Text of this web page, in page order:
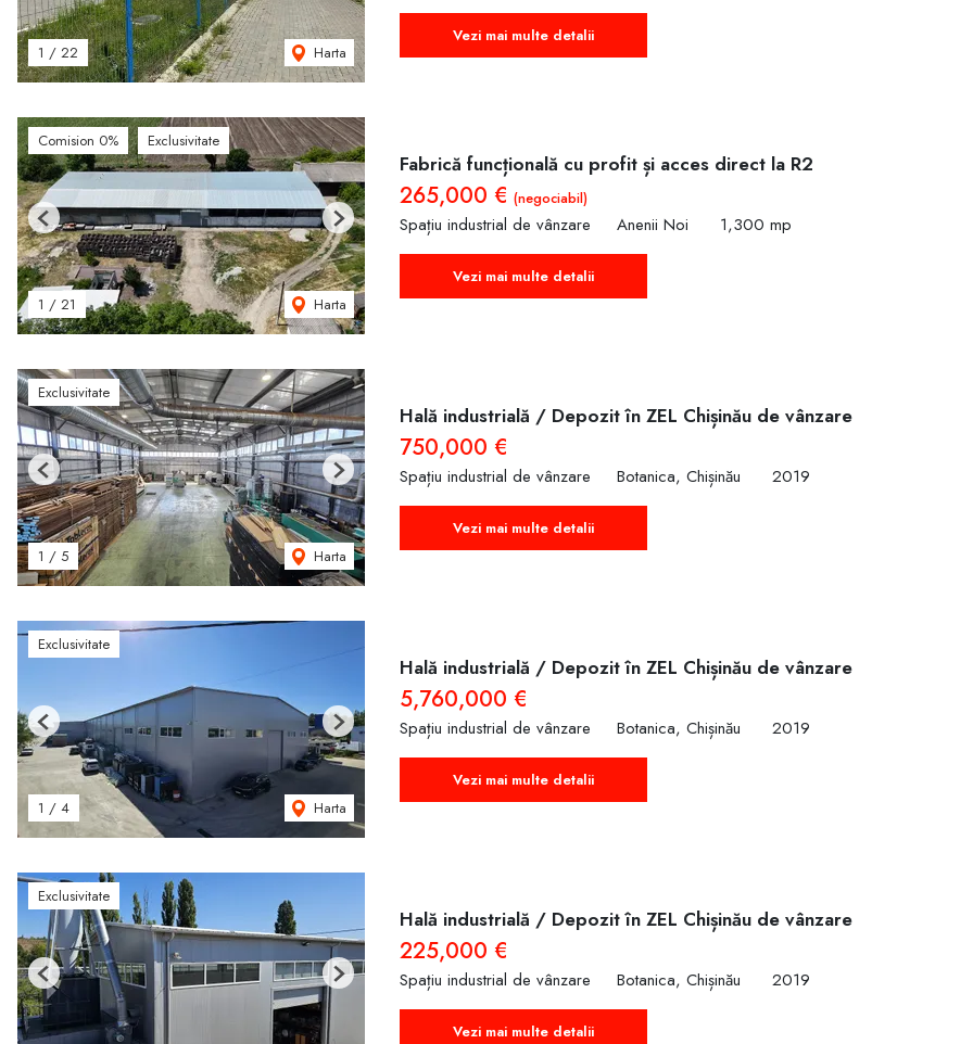
1 / 22 Harta
Vezi mai multe detalii
Comision 0% Exclusivitate
1 / 21 Harta
Previous Next
Fabrică funcțională cu profit și acces direct la R2
265,000 € (negociabil)
Spațiu industrial de vânzare Anenii Noi 1,300 mp
Vezi mai multe detalii
Exclusivitate
1 / 5 Harta
Previous Next
Hală industrială / Depozit în ZEL Chișinău de vânzare
750,000 €
Spațiu industrial de vânzare Botanica, Chișinău 2019
Vezi mai multe detalii
Exclusivitate
1 / 4 Harta
Previous Next
Hală industrială / Depozit în ZEL Chișinău de vânzare
5,760,000 €
Spațiu industrial de vânzare Botanica, Chișinău 2019
Vezi mai multe detalii
Exclusivitate
Previous Next
Hală industrială / Depozit în ZEL Chișinău de vânzare
225,000 €
Spațiu industrial de vânzare Botanica, Chișinău 2019
Vezi mai multe detalii